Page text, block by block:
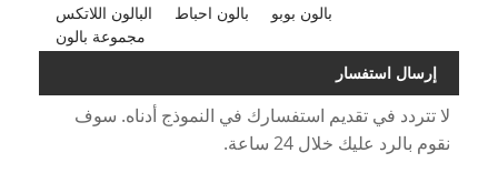
البالون اللاتكس
بالون احباط
بالون بوبو
مجموعة بالون
إرسال استفسار
لا تتردد في تقديم استفسارك في النموذج أدناه. سوف
نقوم بالرد عليك خلال 24 ساعة.